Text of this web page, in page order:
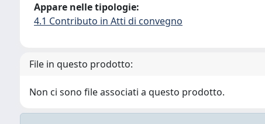
Appare nelle tipologie:
4.1 Contributo in Atti di convegno
File in questo prodotto:
Non ci sono file associati a questo prodotto.